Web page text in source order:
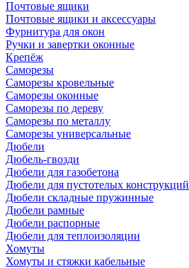
Почтовые ящики
Почтовые ящики и аксессуары
Фурнитура для окон
Ручки и завертки оконные
Крепёж
Саморезы
Саморезы кровельные
Саморезы оконные
Саморезы по дереву
Саморезы по металлу
Саморезы универсальные
Дюбели
Дюбель-гвозди
Дюбели для газобетона
Дюбели для пустотелых конструкций
Дюбели складные пружинные
Дюбели рамные
Дюбели распорные
Дюбели для теплоизоляции
Хомуты
Хомуты и стяжки кабельные